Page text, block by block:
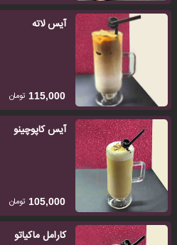
آیس لاته
115,000 تومان
آیس کاپوچینو
105,000 تومان
کارامل ماکیاتو